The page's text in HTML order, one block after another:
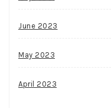
June 2023
May 2023
April 2023